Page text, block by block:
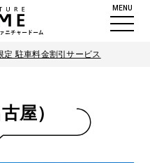
MENU
駐車料金割引サービス
屋）